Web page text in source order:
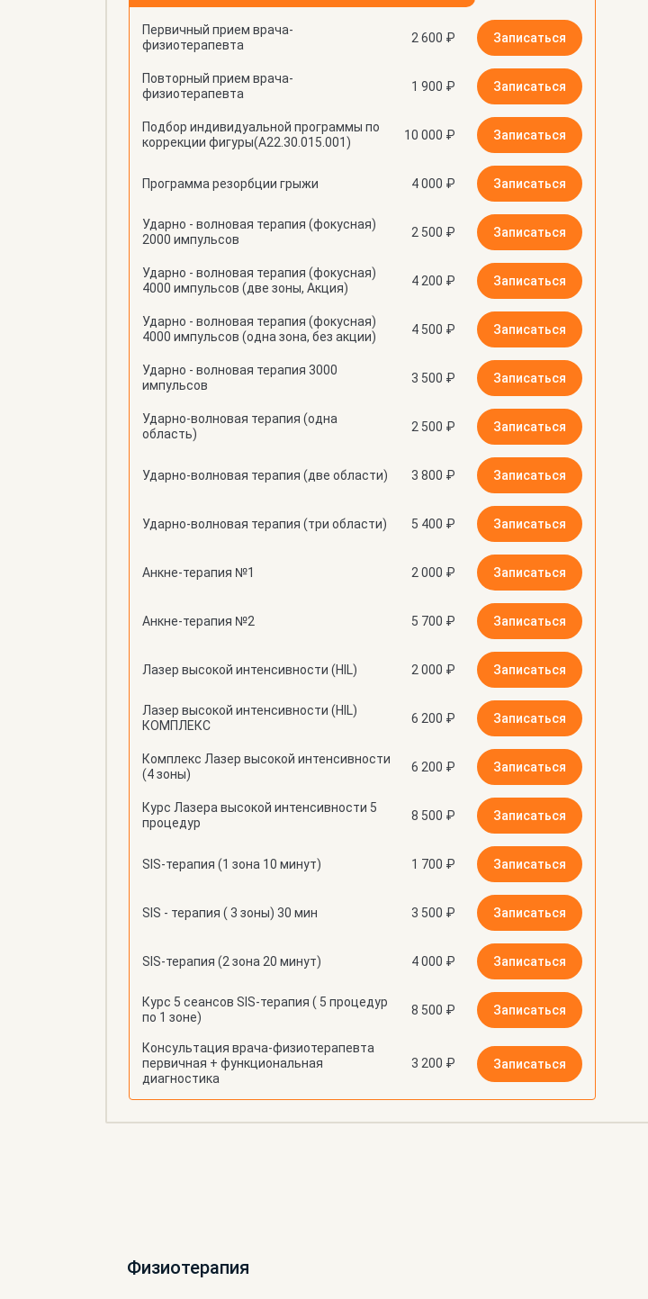
Первичный прием врача-
физиотерапевта
2 600 ₽ Записаться
Повторный прием врача-
физиотерапевта
1 900 ₽ Записаться
Подбор индивидуальной программы по
коррекции фигуры(А22.30.015.001)
10 000 ₽ Записаться
Программа резорбции грыжи 4 000 ₽ Записаться
Ударно - волновая терапия (фокусная)
2000 импульсов
2 500 ₽ Записаться
Ударно - волновая терапия (фокусная)
4000 импульсов (две зоны, Акция)
4 200 ₽ Записаться
Ударно - волновая терапия (фокусная)
4000 импульсов (одна зона, без акции)
4 500 ₽ Записаться
Ударно - волновая терапия 3000
импульсов
3 500 ₽ Записаться
Ударно-волновая терапия (одна
область)
2 500 ₽ Записаться
Ударно-волновая терапия (две области) 3 800 ₽ Записаться
Ударно-волновая терапия (три области) 5 400 ₽ Записаться
Анкне-терапия №1 2 000 ₽ Записаться
Анкне-терапия №2 5 700 ₽ Записаться
Лазер высокой интенсивности (HIL) 2 000 ₽ Записаться
Лазер высокой интенсивности (HIL)
КОМПЛЕКС
6 200 ₽ Записаться
Комплекс Лазер высокой интенсивности
(4 зоны)
6 200 ₽ Записаться
Курс Лазера высокой интенсивности 5
процедур
8 500 ₽ Записаться
SIS-терапия (1 зона 10 минут) 1 700 ₽ Записаться
SIS - терапия ( 3 зоны) 30 мин 3 500 ₽ Записаться
SIS-терапия (2 зона 20 минут) 4 000 ₽ Записаться
Курс 5 сеансов SIS-терапия ( 5 процедур
по 1 зоне)
8 500 ₽ Записаться
Консультация врача-физиотерапевта
первичная + функциональная
диагностика
3 200 ₽ Записаться
Физиотерапия